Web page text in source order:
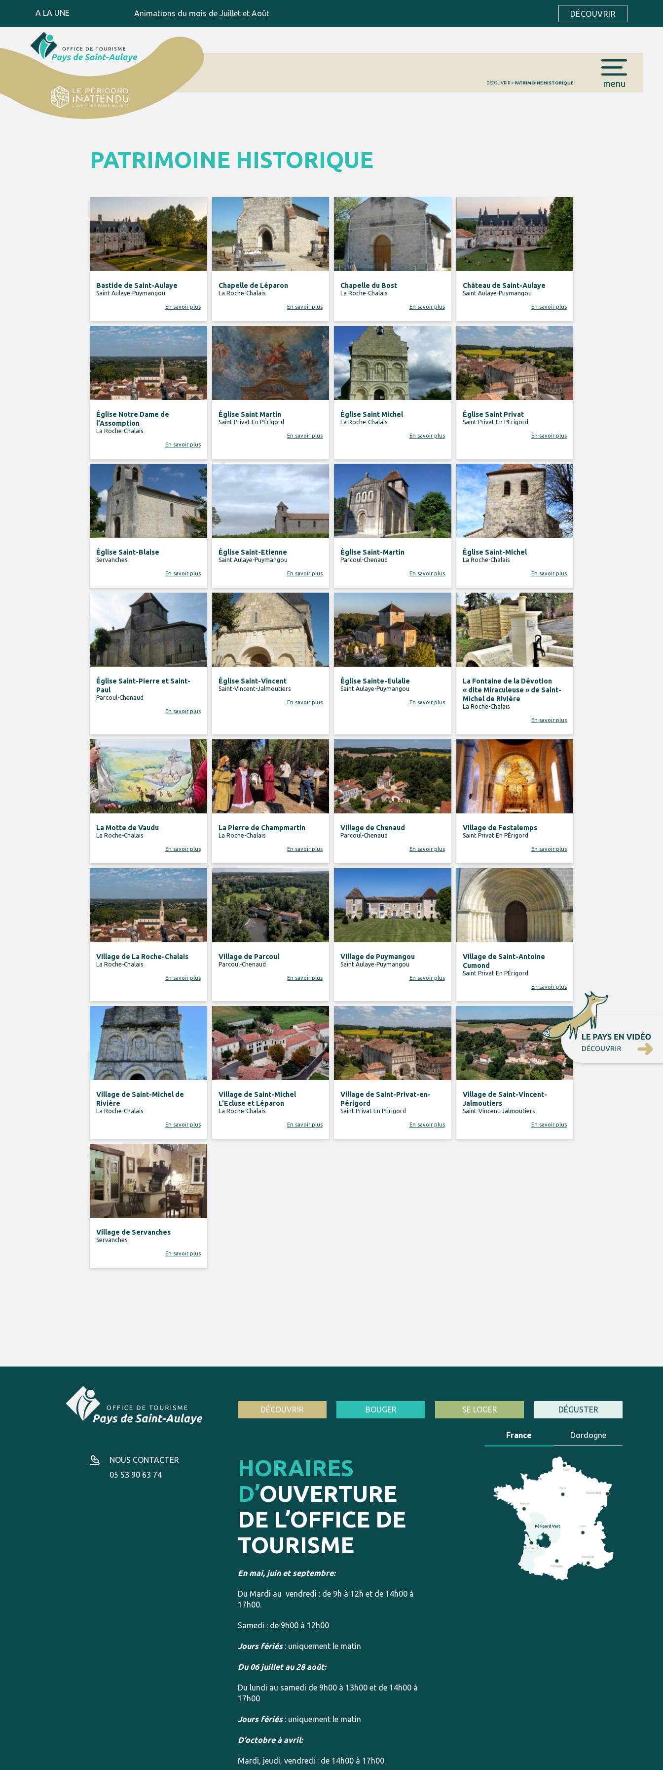
A LA UNE Animations du mois de Juillet et Août DÉCOUVRIR
menu
DÉCOUVRIR > PATRIMOINE HISTORIQUE
PATRIMOINE HISTORIQUE
Bastide de Saint-Aulaye
Saint Aulaye-Puymangou
En savoir plus
Chapelle de Léparon
La Roche-Chalais
En savoir plus
Chapelle du Bost
La Roche-Chalais
En savoir plus
Château de Saint-Aulaye
Saint Aulaye-Puymangou
En savoir plus
Église Notre Dame de
l’Assomption
La Roche-Chalais
En savoir plus
Église Saint Martin
Saint Privat En PÉrigord
En savoir plus
Église Saint Michel
La Roche-Chalais
En savoir plus
Église Saint Privat
Saint Privat En PÉrigord
En savoir plus
Église Saint-Blaise
Servanches
En savoir plus
Église Saint-Etienne
Saint Aulaye-Puymangou
En savoir plus
Église Saint-Martin
Parcoul-Chenaud
En savoir plus
Église Saint-Michel
La Roche-Chalais
En savoir plus
Église Saint-Pierre et Saint-
Paul
Parcoul-Chenaud
En savoir plus
Église Saint-Vincent
Saint-Vincent-Jalmoutiers
En savoir plus
Église Sainte-Eulalie
Saint Aulaye-Puymangou
En savoir plus
La Fontaine de la Dévotion
« dite Miraculeuse » de Saint-
Michel de Rivière
La Roche-Chalais
En savoir plus
La Motte de Vaudu
La Roche-Chalais
En savoir plus
La Pierre de Champmartin
La Roche-Chalais
En savoir plus
Village de Chenaud
Parcoul-Chenaud
En savoir plus
Village de Festalemps
Saint Privat En PÉrigord
En savoir plus
Village de La Roche-Chalais
La Roche-Chalais
En savoir plus
Village de Parcoul
Parcoul-Chenaud
En savoir plus
Village de Puymangou
Saint Aulaye-Puymangou
En savoir plus
Village de Saint-Antoine
Cumond
Saint Privat En PÉrigord
En savoir plus
Village de Saint-Michel de
Rivière
La Roche-Chalais
En savoir plus
Village de Saint-Michel
L’Ecluse et Léparon
La Roche-Chalais
En savoir plus
Village de Saint-Privat-en-
Périgord
Saint Privat En PÉrigord
En savoir plus
Village de Saint-Vincent-
Jalmoutiers
Saint-Vincent-Jalmoutiers
En savoir plus
Village de Servanches
Servanches
En savoir plus
DÉCOUVRIR BOUGER SE LOGER DÉGUSTER
NOUS CONTACTER
05 53 90 63 74
HORAIRES
D’OUVERTURE
DE L’OFFICE DE
TOURISME
En mai, juin et septembre:
Du Mardi au vendredi : de 9h à 12h et de 14h00 à
17h00.
Samedi : de 9h00 à 12h00
Jours fériés: uniquement le matin
Du 06 juillet au 28 août:
Du lundi au samedi de 9h00 à 13h00 et de 14h00 à
17h00
Jours fériés: uniquement le matin
D’octobre à avril:
Mardi, jeudi, vendredi : de 14h00 à 17h00.
France Dordogne